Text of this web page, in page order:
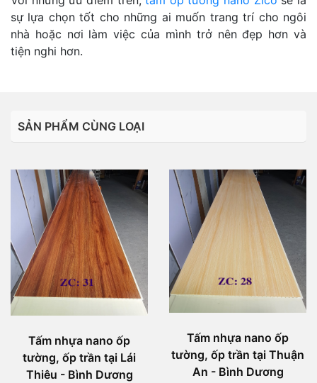
sự lựa chọn tốt cho những ai muốn trang trí cho ngôi
nhà hoặc nơi làm việc của mình trở nên đẹp hơn và
tiện nghi hơn.
SẢN PHẨM CÙNG LOẠI
Tấm nhựa nano ốp
tường, ốp trần tại Lái
Thiêu - Bình Dương
Tấm nhựa nano ốp
tường, ốp trần tại Thuận
An - Bình Dương